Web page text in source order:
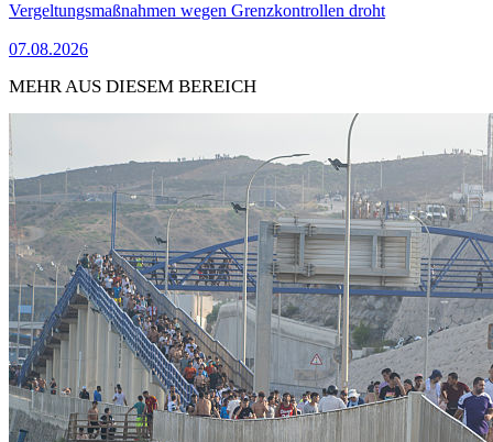
Vergeltungsmaßnahmen wegen Grenzkontrollen droht
07.08.2026
MEHR AUS DIESEM BEREICH